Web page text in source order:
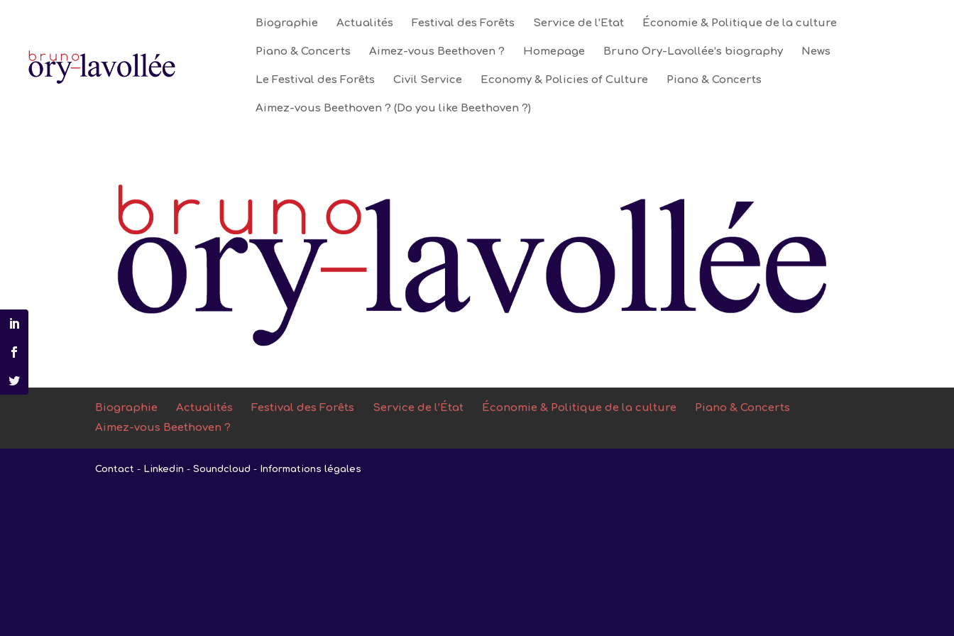
Biographie Actualités Festival des Forêts Service de l’Etat Économie & Politique de la culture
Piano & Concerts Aimez-vous Beethoven ? Homepage Bruno Ory-Lavollée’s biography News
Le Festival des Forêts Civil Service Economy & Policies of Culture Piano & Concerts
Aimez-vous Beethoven ? (Do you like Beethoven ?)
Biographie Actualités Festival des Forêts Service de l’État Économie & Politique de la culture
Piano & Concerts
Aimez-vous Beethoven ?
Contact - Linkedin -Soundcloud - Informations légales